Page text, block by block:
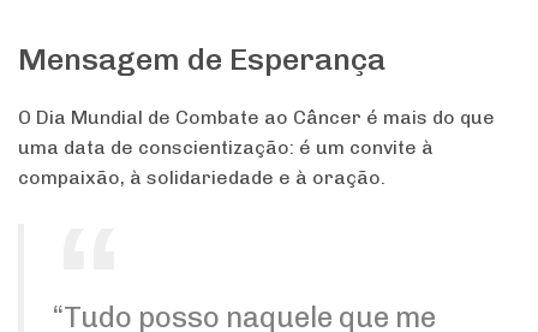
Mensagem de Esperança
O Dia Mundial de Combate ao Câncer é mais do que
uma data de conscientização: é um convite à
compaixão, à solidariedade e à oração.
“Tudo posso naquele que me